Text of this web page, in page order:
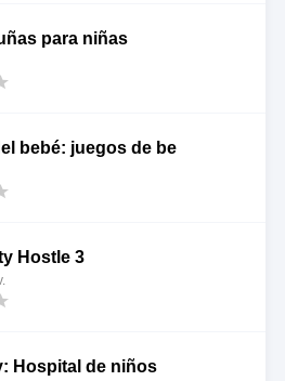
para niñas
bebé: juegos de be
Hostle 3
Hospital de niños